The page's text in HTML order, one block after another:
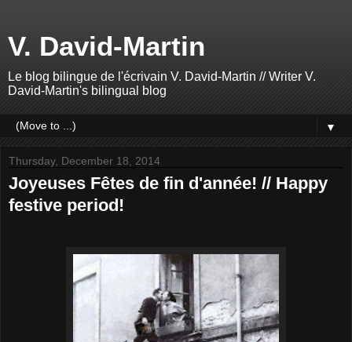
V. David-Martin
Le blog bilingue de l'écrivain V. David-Martin // Writer V.
David-Martin's bilingual blog
▼
Thursday, December 18, 2014
Joyeuses Fêtes de fin d'année! // Happy
festive period!